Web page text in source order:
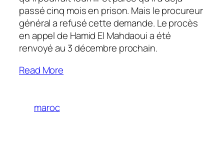
passé cinq mois en prison. Mais le procureur
général a refusé cette demande. Le procès
en appel de Hamid El Mahdaoui a été
renvoyé au 3 décembre prochain.
Read More
maroc